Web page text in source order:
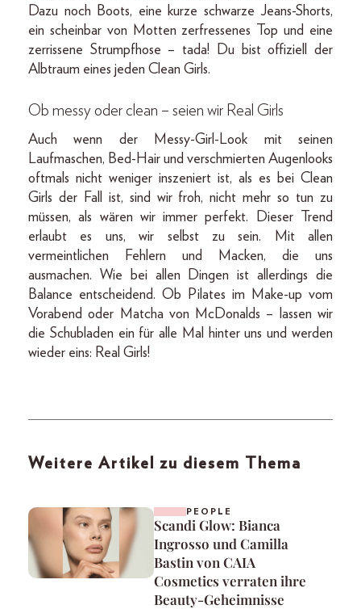
Dazu noch Boots, eine kurze schwarze Jeans-Shorts,
ein scheinbar von Motten zerfressenes Top und eine
zerrissene Strumpfhose – tada! Du bist offiziell der
Albtraum eines jeden Clean Girls.
Ob messy oder clean – seien wir Real Girls
Auch wenn der Messy-Girl-Look mit seinen
Laufmaschen, Bed-Hair und verschmierten Augenlooks
oftmals nicht weniger inszeniert ist, als es bei Clean
Girls der Fall ist, sind wir froh, nicht mehr so tun zu
müssen, als wären wir immer perfekt. Dieser Trend
erlaubt es uns, wir selbst zu sein. Mit allen
vermeintlichen Fehlern und Macken, die uns
ausmachen. Wie bei allen Dingen ist allerdings die
Balance entscheidend. Ob Pilates im Make-up vom
Vorabend oder Matcha von McDonalds – lassen wir
die Schubladen ein für alle Mal hinter uns und werden
wieder eins: Real Girls!
Weitere Artikel zu diesem Thema
PEOPLE
Scandi Glow: Bianca
Ingrosso und Camilla
Bastin von CAIA
Cosmetics verraten ihre
Beauty-Geheimnisse